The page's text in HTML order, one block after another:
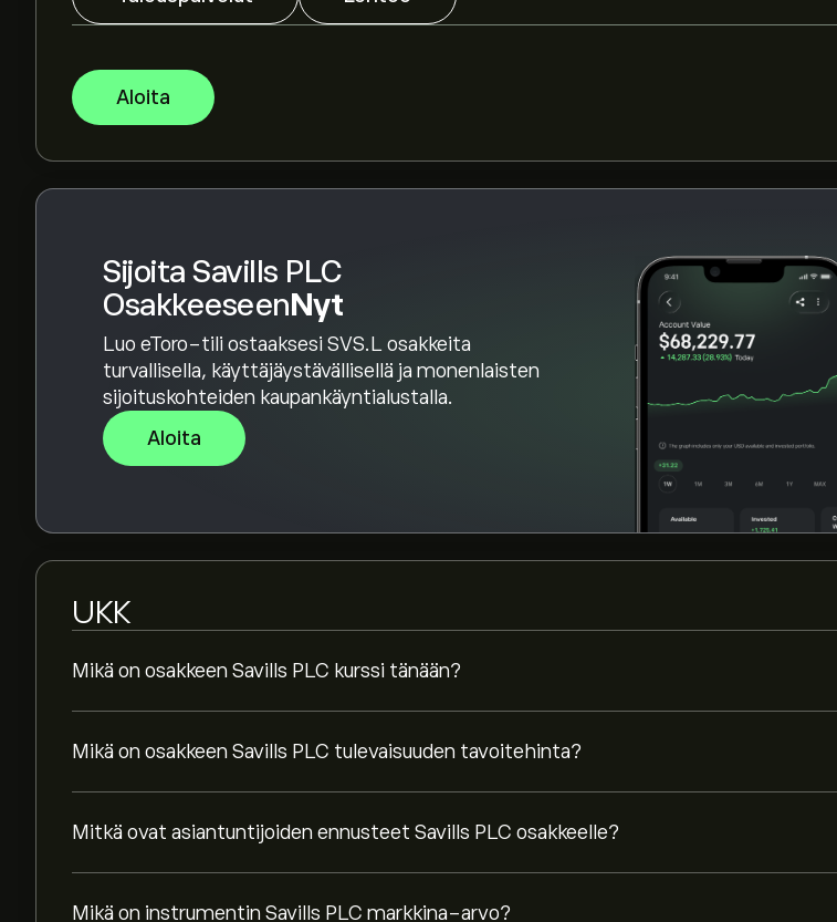
Aloita
Sijoita Savills PLC
OsakkeeseenNyt
Luo eToro-tili ostaaksesi SVS.L osakkeita
turvallisella, käyttäjäystävällisellä ja monenlaisten
sijoituskohteiden kaupankäyntialustalla.
Aloita
UKK
Mikä on osakkeen Savills PLC kurssi tänään?
Mikä on osakkeen Savills PLC tulevaisuuden tavoitehinta?
Mitkä ovat asiantuntijoiden ennusteet Savills PLC osakkeelle?
hintamuutoksille.
Mikä on instrumentin Savills PLC markkina-arvo?